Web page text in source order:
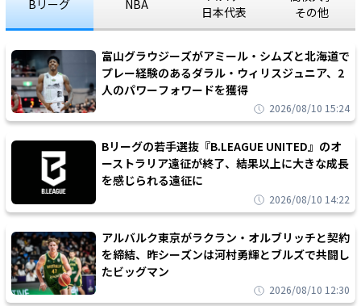
Bリーグ NBA
日本代表
その他
富山グラウジーズがアミール・シムズと北海道で
プレー経験のあるダラル・ウィリスジュニア、2
人のパワーフォワードを獲得
2026/08/10 15:24
Bリーグの若手選抜『B.LEAGUE UNITED』のオ
ーストラリア遠征が終了、結果以上に大きな成長
を感じられる遠征に
2026/08/10 14:22
アルバルク東京がラクラン・オルブリッチと契約
を締結、昨シーズンは河村勇輝とブルズで共闘し
たビッグマン
2026/08/10 12:30